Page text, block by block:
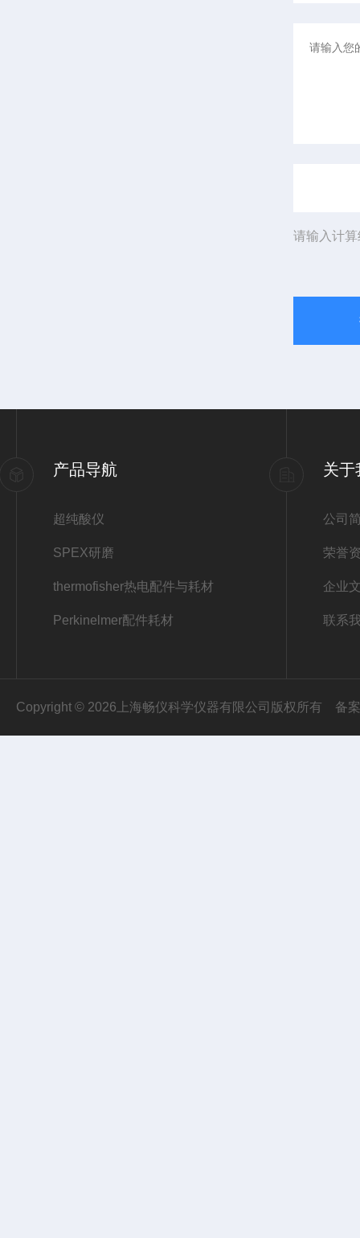
请输入计
产品导航
超纯酸仪
SPEX研磨
thermofisher热电配件与耗材
Perkinelmer配件耗材
关于
公司
荣誉
企业
联系
Copyright © 2026上海畅仪科学仪器有限公司版权所有 备